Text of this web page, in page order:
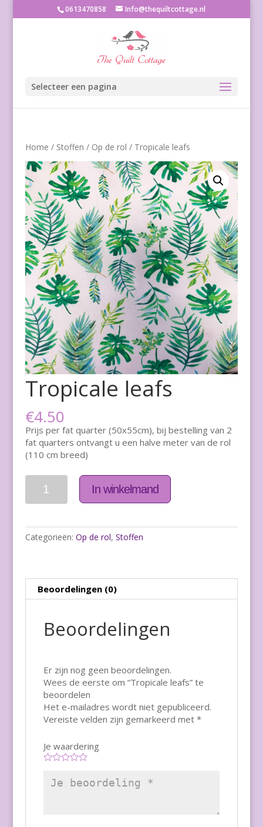
0613470858 Info@thequiltcottage.nl
Selecteer een pagina
Home / Stoffen / Op de rol / Tropicale leafs
Tropicale leafs
€4.50
Prijs per fat quarter (50x55cm), bij bestelling van 2
fat quarters ontvangt u een halve meter van de rol
(110 cm breed)
Aantal
In winkelmand
Categorieën: Op de rol, Stoffen
Beoordelingen (0)
Beoordelingen
Er zijn nog geen beoordelingen.
Wees de eerste om “Tropicale leafs” te
beoordelen
Het e-mailadres wordt niet gepubliceerd.
Vereiste velden zijn gemarkeerd met *
Je waardering